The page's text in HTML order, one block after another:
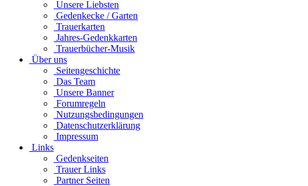
Unsere Liebsten
Gedenkecke / Garten
Trauerkarten
Jahres-Gedenkkarten
Trauerbücher-Musik
Über uns
Seitengeschichte
Das Team
Unsere Banner
Forumregeln
Nutzungsbedingungen
Datenschutzerklärung
Impressum
Links
Gedenkseiten
Trauer Links
Partner Seiten